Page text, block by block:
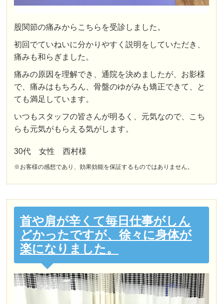
股関節の痛みからこちらを受診しました。
初回でていねいに分かりやすく説明をしていただき、
痛みも和らぎました。
痛みの原因を理解でき、通院を決めましたが、お影様
で、痛みはもちろん、骨盤のゆがみも矯正できて、と
ても満足しています。
いつもスタッフの皆さんが明るく、元気なので、こち
らも元気がもらえる気がします。
30代 女性 西村様
※お客様の感想であり、効果効能を保証するものではありません。
首や肩が辛くて毎日仕事がしん
どかったですが、徐々に身体が
楽になりました。